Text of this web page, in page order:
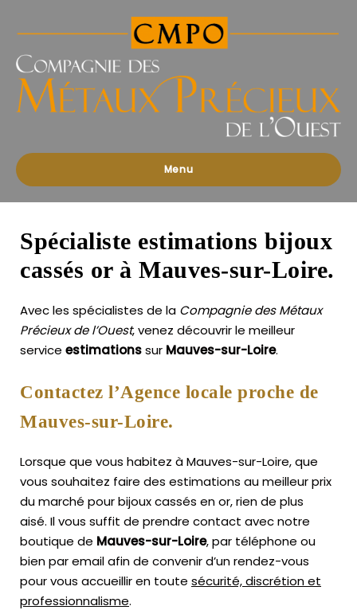
des
Précieux
l'Ouest
Menu
Spécialiste estimations bijoux
cassés or à Mauves-sur-Loire.
Avec les spécialistes de la Compagnie des Métaux
Précieux de l’Ouest, venez découvrir le meilleur
service estimationssur Mauves-sur-Loire.
Contactez l’Agence locale proche de
Mauves-sur-Loire.
Lorsque que vous habitez à Mauves-sur-Loire, que
vous souhaitez faire des estimations au meilleur prix
du marché pour bijoux cassés en or, rien de plus
aisé. Il vous suffit de prendre contact avec notre
boutique de Mauves-sur-Loire, par téléphone ou
bien par email afin de convenir d’un rendez-vous
pour vous accueillir en toute sécurité, discrétion et
professionnalisme.